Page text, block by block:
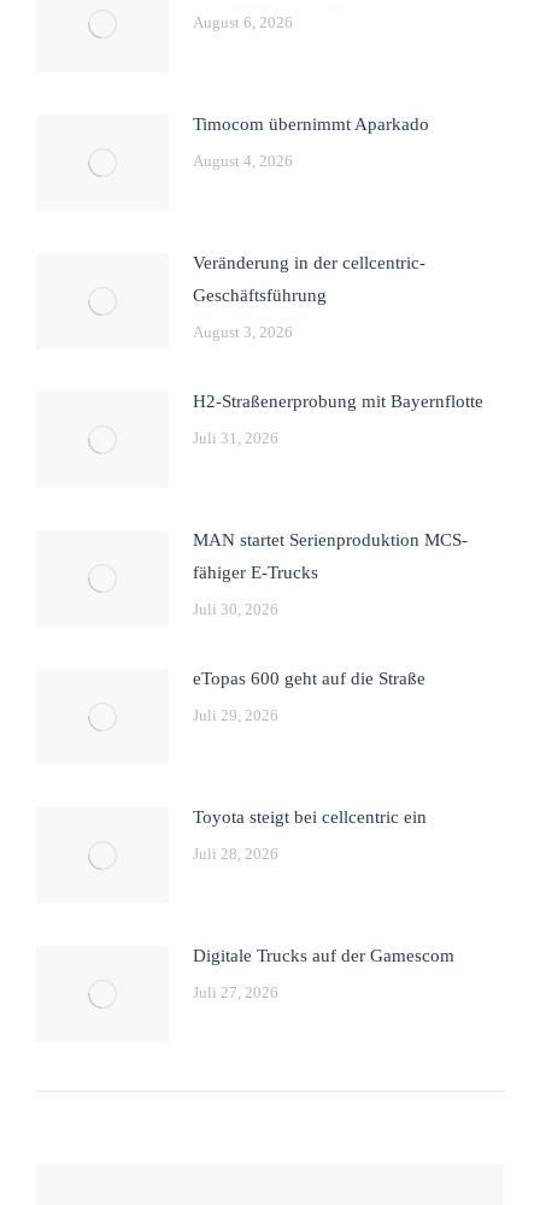
August 6, 2026
Timocom übernimmt Aparkado
August 4, 2026
Veränderung in der cellcentric-
Geschäftsführung
August 3, 2026
H2-Straßenerprobung mit Bayernflotte
Juli 31, 2026
MAN startet Serienproduktion MCS-
fähiger E-Trucks
Juli 30, 2026
eTopas 600 geht auf die Straße
Juli 29, 2026
Toyota steigt bei cellcentric ein
Juli 28, 2026
Digitale Trucks auf der Gamescom
Juli 27, 2026